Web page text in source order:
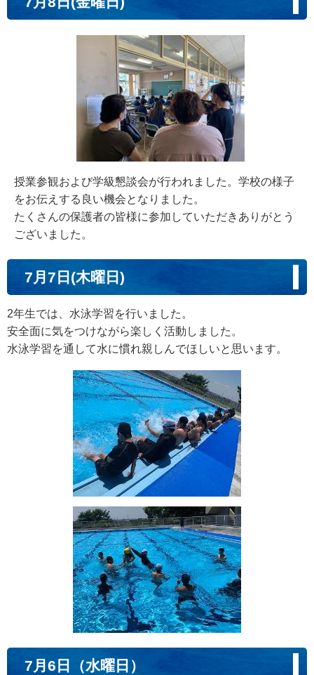
授業参観および学級懇談会が行われました。学校の様子
をお伝えする良い機会となりました。
たくさんの保護者の皆様に参加していただきありがとう
ございました。
7月7日(木曜日)
2年生では、水泳学習を行いました。
安全面に気をつけながら楽しく活動しました。
水泳学習を通して水に慣れ親しんでほしいと思います。
7月6日（水曜日）